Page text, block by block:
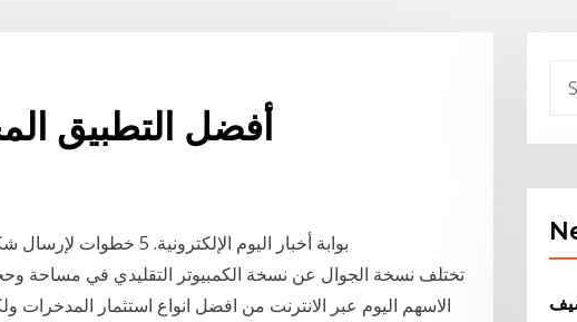
أفضل التطبيق
بوابة أخبار اليوم الإلكترونية. 5 خطوات لإرسال شكاوى فاتورة الكهرباء عبر الهاتف المحمول
الاسهم اليوم عبر الانترنت من افضل انواع استثمار